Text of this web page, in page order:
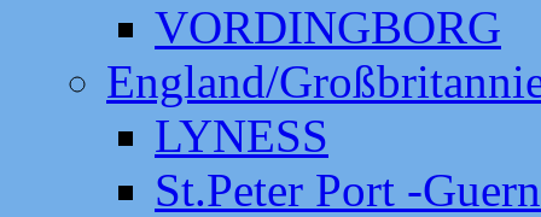
VORDINGBORG
England/
LYNESS
St.Peter Port -